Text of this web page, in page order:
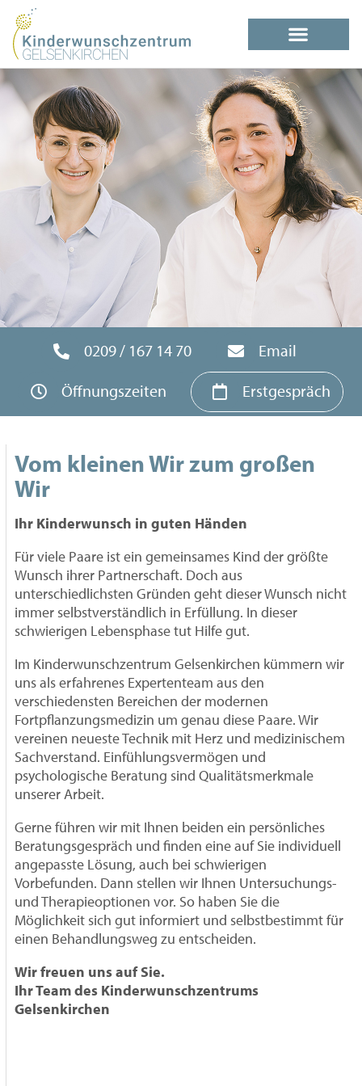
0209 / 167 14 70
Email
Öffnungszeiten
Erstgespräch
Vom kleinen Wir zum großen
Wir
Ihr Kinderwunsch in guten Händen
Für viele Paare ist ein gemeinsames Kind der größte
Wunsch ihrer Partnerschaft. Doch aus
unterschiedlichsten Gründen geht dieser Wunsch nicht
immer selbstverständlich in Erfüllung. In dieser
schwierigen Lebensphase tut Hilfe gut.
Im Kinderwunschzentrum Gelsenkirchen kümmern wir
uns als erfahrenes Expertenteam aus den
verschiedensten Bereichen der modernen
Fortpflanzungsmedizin um genau diese Paare. Wir
vereinen neueste Technik mit Herz und medizinischem
Sachverstand. Einfühlungsvermögen und
psychologische Beratung sind Qualitätsmerkmale
unserer Arbeit.
Gerne führen wir mit Ihnen beiden ein persönliches
Beratungsgespräch und finden eine auf Sie individuell
angepasste Lösung, auch bei schwierigen
Vorbefunden. Dann stellen wir Ihnen Untersuchungs-
und Therapieoptionen vor. So haben Sie die
Möglichkeit sich gut informiert und selbstbestimmt für
einen Behandlungsweg zu entscheiden.
Wir freuen uns auf Sie.
Ihr Team des Kinderwunschzentrums
Gelsenkirchen